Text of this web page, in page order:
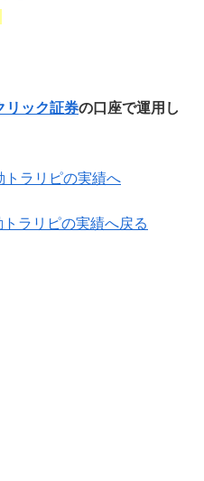
リック証券の口座で運用し
トラリピの実績へ
ラリピの実績へ戻る